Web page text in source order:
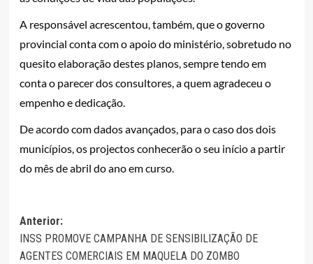
A responsável acrescentou, também, que o governo
provincial conta com o apoio do ministério, sobretudo no
quesito elaboração destes planos, sempre tendo em
conta o parecer dos consultores, a quem agradeceu o
empenho e dedicação.
De acordo com dados avançados, para o caso dos dois
municípios, os projectos conhecerão o seu início a partir
do mês de abril do ano em curso.
Navegação
de
Anterior:
INSS PROMOVE CAMPANHA DE SENSIBILIZAÇÃO DE
AGENTES COMERCIAIS EM MAQUELA DO ZOMBO